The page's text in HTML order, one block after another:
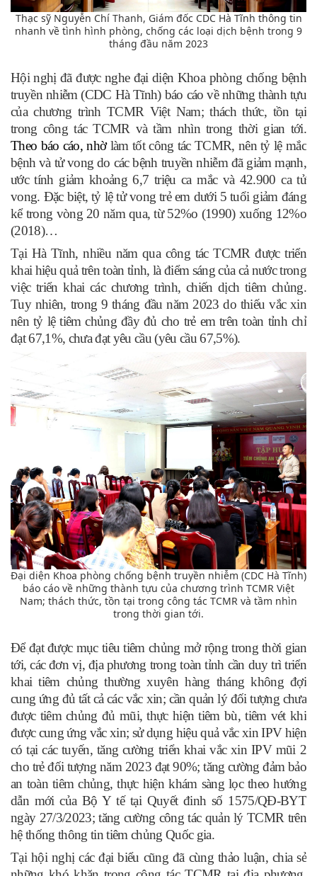
Thạc sỹ Nguyễn Chí Thanh, Giám đốc CDC Hà Tĩnh thông tin
nhanh về tình hình phòng, chống các loại dịch bệnh trong 9
tháng đầu năm 2023
Hội nghị đã được nghe đại diện Khoa phòng chống bệnh
truyền nhiễm (CDC Hà Tĩnh) báo cáo về những thành tựu
của chương trình TCMR Việt Nam; thách thức, tồn tại
trong công tác TCMR và tầm nhìn trong thời gian tới.
Theo báo cáo, nhờlàm tốt công tác TCMR, nên tỷ lệ mắc
bệnh và tử vong do các bệnh truyền nhiễm đã giảm mạnh,
ước tính giảm khoảng 6,7 triệu ca mắc và 42.900 ca tử
vong. Đặc biệt, tỷ lệ tử vong trẻ em dưới 5 tuổi giảm đáng
kể trong vòng 20 năm qua, từ 52%o (1990) xuống 12%o
(2018)…
Tại Hà Tĩnh, nhiều năm qua công tác TCMR được triển
khai hiệu quả trên toàn tỉnh, là điểm sáng của cả nước trong
việc triển khai các chương trình, chiến dịch tiêm chủng.
Tuy nhiên, trong 9 tháng đầu năm 2023 do thiếu vắc xin
nên tỷ lệ tiêm chủng đầy đủ cho trẻ em trên toàn tỉnh chỉ
đạt 67,1%, chưa đạt yêu cầu (yêu cầu 67,5%).
Đại diện Khoa phòng chống bệnh truyền nhiễm (CDC Hà Tĩnh)
báo cáo về những thành tựu của chương trình TCMR Việt
Nam; thách thức, tồn tại trong công tác TCMR và tầm nhìn
trong thời gian tới.
Để đạt được mục tiêu tiêm chủng mở rộng trong thời gian
tới, các đơn vị, địa phương trong toàn tỉnh cần duy trì triển
khai tiêm chủng thường xuyên hàng tháng không đợi
cung ứng đủ tất cả các vắc xin; cần quản lý đối tượng chưa
được tiêm chủng đủ mũi, thực hiện tiêm bù, tiêm vét khi
được cung ứng vắc xin; sử dụng hiệu quả vắc xin IPV hiện
có tại các tuyến, tăng cường triển khai vắc xin IPV mũi 2
cho trẻ đối tượng năm 2023 đạt 90%; tăng cường đảm bảo
an toàn tiêm chủng, thực hiện khám sàng lọc theo hướng
dẫn mới của Bộ Y tế tại Quyết đinh số 1575/QĐ-BYT
ngày 27/3/2023; tăng cường công tác quản lý TCMR trên
hệ thống thông tin tiêm chủng Quốc gia.
Tại hội nghị các đại biểu cũng đã cùng thảo luận, chia sẻ